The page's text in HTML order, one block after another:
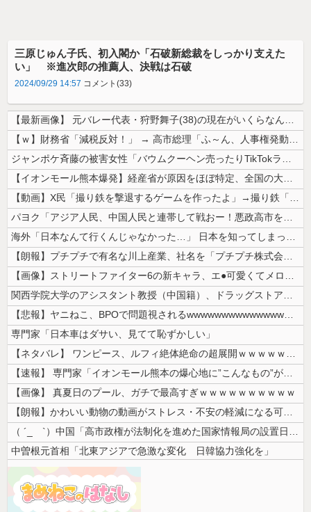
三原じゅん子氏、初入閣か「石破新総裁をしっかり支えた
い」 ※進次郎の推薦人、決戦は石破
2024/09/29 14:57 コメント(33)
【最新画像】 元バレー代表・狩野舞子(38)の現在がいくらなんでも即ハ...
【ｗ】財務省「減税反対！」 → 高市総理「ふ～ん、人事権発動ね？」 →...
ジャンポケ斉藤の被害女性「バウムクーヘン売ったりTikTokライブして...
【イオンモール熊本爆発】経産省が原因をほぼ特定、全国の大規模施設でガス...
【動画】X民「撮り鉄を撃退するゲームを作ったよ」→撮り鉄「！？！！？？...
パヨク「アジア人民、中国人民と連帯して戦おー！悪政高市を打倒するぞー！...
海外「日本なんて行くんじゃなかった…」 日本を知ってしまったディズニー...
【朗報】プチプチで有名な川上産業、社名を「プチプチ株式会社」に変更ww...
【画像】ストリートファイター6の新キャラ、エ●可愛くてメロメロになるプ...
関西学院大学のアシスタント教授（中国籍）、ドラッグストアで現行犯逮捕 ...
【悲報】ヤニねこ、BPOで問題視されるwwwwwwwwwwwwwwww...
専門家「日本車はダサい、見てて恥ずかしい」
【ネタバレ】 ワンピース、ルフィ絶体絶命の超展開ｗｗｗｗｗｗｗｗｗｗｗ...
【速報】 専門家「イオンモール熊本の爆心地に”こんなもの”があったんだ...
【画像】 真夏日のプール、ガチで最高すぎｗｗｗｗｗｗｗｗｗｗ
【朗報】かわいい動物の動画がストレス・不安の軽減になる可能性。英大学の...
（ ´_ゝ`）中国「高市政権が法制化を進めた国家情報局の設置日が7月3...
中曽根元首相「北東アジアで急激な変化 日韓協力強化を」